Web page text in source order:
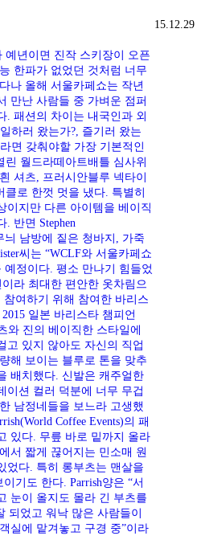
예년이면 진작 스키장이 오픈
한파가 없었던 것처럼 너무
나 올해 서울카페쇼는 작년
만난 사람들 중 가벼운 점퍼
. 패션의 차이는 내국인과 외
하러 왔는가?, 즐기러 왔는
면 갖춰야할 가장 기본적인
월드라떼아트배틀 심사위
셔츠, 프러시안블루 넥타이
로 한껏 멋을 냈다. 특별히
이지만 다른 아이템을 베이직
반면 Stephen
늬 남방에 짙은 청바지, 가죽
씨는 “WCLF와 서울카페쇼
정이다. 평소 만나기 힘들었
라 최대한 편안한 옷차림으
여하기 위해 참여한 바리스
일본 바리스타 챔피언
와 진의 베이직한 스타일에
고 있지 않아도 자신의 직업
해 보이는 블루로 톤을 맞추
배치했다. 신발은 캐주얼한
이션 컬러 덕분에 너무 무겁
남정네들을 보느라 고생했
Coffee Events)의 패
있다. 무릎 바로 밑까지 올라
서 짧게 끊어지는 민소매 원
었다. 특히 롱부츠는 맨살을
기도 한다. Parrish양은 “서
눈이 올지도 몰라 긴 부츠를
되었고 워낙 많은 사람들이
실에 맡겨놓고 구경 중”이라
15.12.29